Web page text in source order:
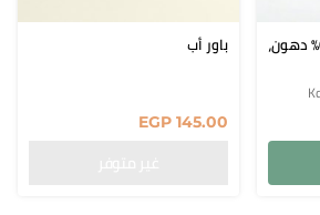
زبادي يوناني بالفراولة، 0% دهون،
باور أب
EGP 145.00